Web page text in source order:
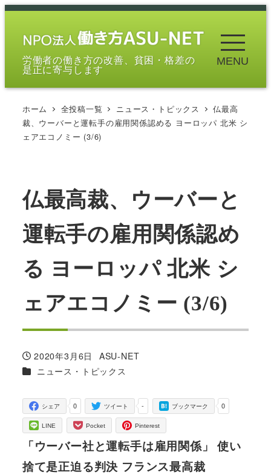
メ
労働者の働き方の改善、貧困・格差の
是正に寄与します
MENU
ホーム 全投稿一覧 ニュース・トピックス
仏最高
裁、ウーバーと運転手の雇用関係認める ヨーロッパ 北米 シ
ェアエコノミー (3/6)
仏最高裁、ウーバーと
運転手の雇用関係認め
る ヨーロッパ 北米 シ
ェアエコノミー (3/6)
投稿日
2020年3月6日
著
者
ASU-NET
カテゴリー
ニュース・トピックス
0
シェア -
ツイート 0
ブックマーク
LINE Pocket Pinterest
「ウーバー社と運転手は雇用関係」 使い
捨て是正迫る判決 フランス最高裁